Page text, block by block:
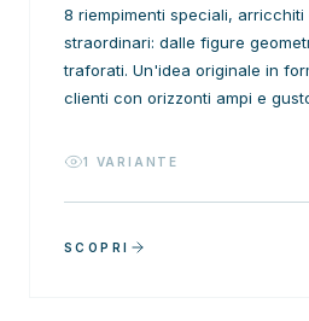
8 riempimenti speciali, arricchiti
straordinari: dalle figure
traforati. Un'idea originale in
clienti con orizzonti ampi e
1 VARIANTE
SCOPRI